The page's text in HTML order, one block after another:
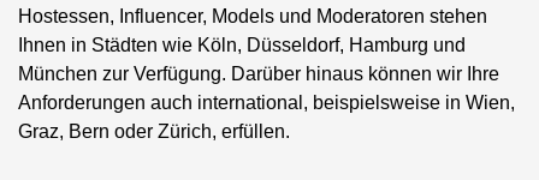
Hostessen, Influencer, Models und Moderatoren stehen
Ihnen in Städten wie Köln, Düsseldorf, Hamburg und
München zur Verfügung. Darüber hinaus können wir Ihre
Anforderungen auch international, beispielsweise in Wien,
Graz, Bern oder Zürich, erfüllen.